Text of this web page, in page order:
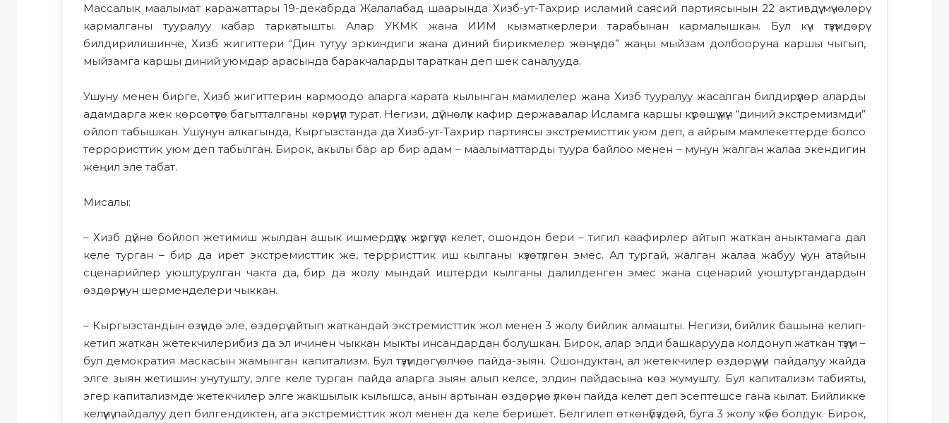
Массалык маалымат каражаттары 19-декабрда Жалалабад шаарында Хизб-ут-Тахрир исламий саясий партиясынын 22 активдүү мүчөлөрү
кармалганы тууралуу кабар таркатышты. Алар УКМК жана ИИМ кызматкерлери тарабынан кармалышкан. Бул күч түзүмдөрү
билдирилишинче, Хизб жигиттери “Дин тутуу эркиндиги жана диний бирикмелер жөнүндө” жаңы мыйзам долбооруна каршы чыгып,
мыйзамга каршы диний уюмдар арасында баракчаларды тараткан деп шек саналууда.
Ушуну менен бирге, Хизб жигиттерин кармоодо аларга карата кылынган мамилелер жана Хизб тууралуу жасалган билдирүүлөр аларды
адамдарга жек көрсөтүүгө багытталганы көрүнүп турат. Негизи, дүйнөлүк кафир державалар Исламга каршы күрөшүү үчүн “диний экстремизмди”
ойлоп табышкан. Ушунун алкагында, Кыргызстанда да Хизб-ут-Тахрир партиясы экстремисттик уюм деп, а айрым мамлекеттерде болсо
террористтик уюм деп табылган. Бирок, акылы бар ар бир адам – маалыматтарды туура байлоо менен – мунун жалган жалаа экендигин
жеңил эле табат.
Мисалы:
– Хизб дүйнө бойлоп жетимиш жылдан ашык ишмердүүлүк жүргүзүп келет, ошондон бери – тигил каафирлер айтып жаткан аныктамага дал
келе турган – бир да ирет экстремисттик же, террристтик иш кылганы күзөтүлгөн эмес. Ал тургай, жалган жалаа жабуу үчун атайын
сценарийлер уюштурулган чакта да, бир да жолу мындай иштерди кылганы далилденген эмес жана сценарий уюштургандардын
өздөрүнун шерменделери чыккан.
– Кыргызстандын өзүндө эле, өздөрү айтып жаткандай экстремисттик жол менен 3 жолу бийлик алмашты. Негизи, бийлик башына келип-
кетип жаткан жетекчилерибиз да эл ичинен чыккан мыкты инсандардан болушкан. Бирок, алар элди башкарууда колдонуп жаткан түзүм –
бул демократия маскасын жамынган капитализм. Бул түзүмдөгү өлчөө пайда-зыян. Ошондуктан, ал жетекчилер өздөрү үчүн пайдалуу жайда
элге зыян жетишин унутушту, элге келе турган пайда аларга зыян алып келсе, элдин пайдасына көз жумушту. Бул капитализм табияты,
эгер капитализмде жетекчилер элге жакшылык кылышса, анын артынан өздөрүнө үлкөн пайда келет деп эсептешсе гана кылат. Бийликке
келүүнү пайдалуу деп билгендиктен, ага экстремисттик жол менен да келе беришет. Белгилеп өткөнүбүздөй, буга 3 жолу күбө болдук. Бирок,